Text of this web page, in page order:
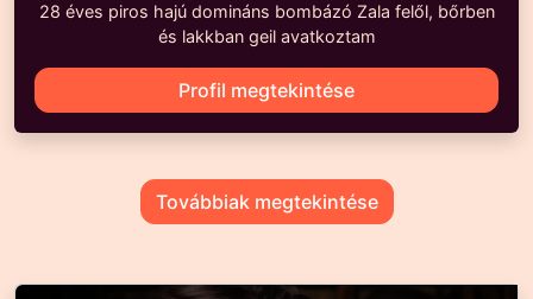
28 éves piros hajú domináns bombázó Zala felől, bőrben
és lakkban geil avatkoztam
Profil megtekintése
Továbbiak megtekintése